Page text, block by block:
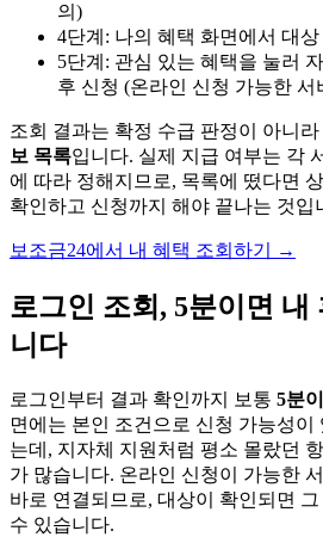
의)
4단계: 나의 혜택 화면에서 대
5단계: 관심 있는 혜택을 눌러
후 신청 (온라인 신청 가능한
조회 결과는 확정 수급 판정이 아니라
보 목록입니다. 실제 지급 여부는 각
에 따라 정해지므로, 목록에 떴다면
확인하고 신청까지 해야 끝나는 것입
보조금24에서 내 혜택 조회하기 →
로그인 조회, 5분이면 내
니다
로그인부터 결과 확인까지 보통 5분
면에는 본인 조건으로 신청 가능성이
는데, 지자체 지원처럼 평소 몰랐던
가 많습니다. 온라인 신청이 가능한
바로 연결되므로, 대상이 확인되면
수 있습니다.